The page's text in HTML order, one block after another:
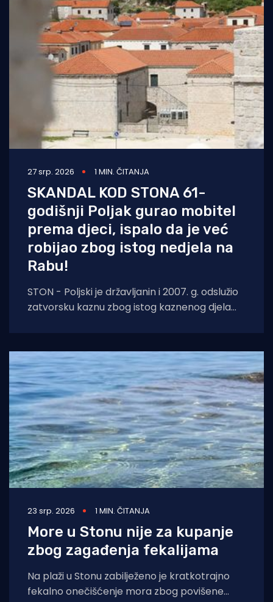
27 srp. 2026 1 MIN. ČITANJA
SKANDAL KOD STONA 61-
godišnji Poljak gurao mobitel
prema djeci, ispalo da je već
robijao zbog istog nedjela na
Rabu!
STON - Poljski je državljanin i 2007. g. odslužio
zatvorsku kaznu zbog istog kaznenog djela
23 srp. 2026 1 MIN. ČITANJA
More u Stonu nije za kupanje
zbog zagađenja fekalijama
Na plaži u Stonu zabilježeno je kratkotrajno
fekalno onečišćenje mora zbog povišene